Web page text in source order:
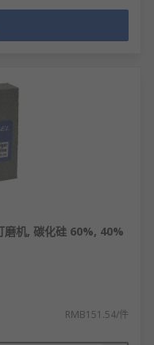
机, 碳化硅 60%, 40%
RMB151.54/件